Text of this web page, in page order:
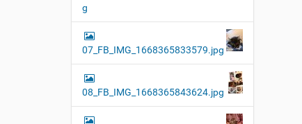
g
07_FB_IMG_1668365833579.jpg
08_FB_IMG_1668365843624.jpg